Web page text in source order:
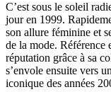
C’est sous le soleil
jour en 1999.
son allure féminine et
de la mode. Référence
réputation grâce à sa
s’envole ensuite vers
iconique des années